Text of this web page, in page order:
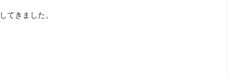
てきました。